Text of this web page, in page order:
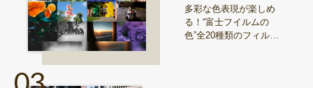
多彩な色表現が楽しめ
る！“富士フイルムの
色”全20種類のフィルム